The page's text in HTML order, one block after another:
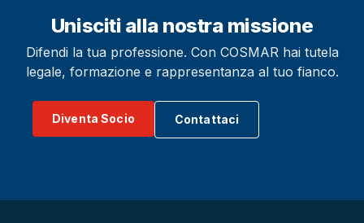
Unisciti alla nostra missione
Difendi la tua professione. Con COSMAR hai tutela
legale, formazione e rappresentanza al tuo fianco.
Diventa Socio Contattaci